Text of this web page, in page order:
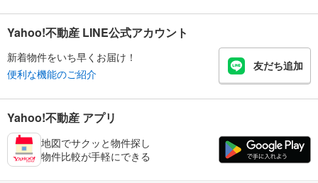
Yahoo!不動産 LINE公式アカウント
新着物件をいち早くお届け！
便利な機能のご紹介
友だち追加
Yahoo!不動産 アプリ
地図でサクッと物件探し
物件比較が手軽にできる